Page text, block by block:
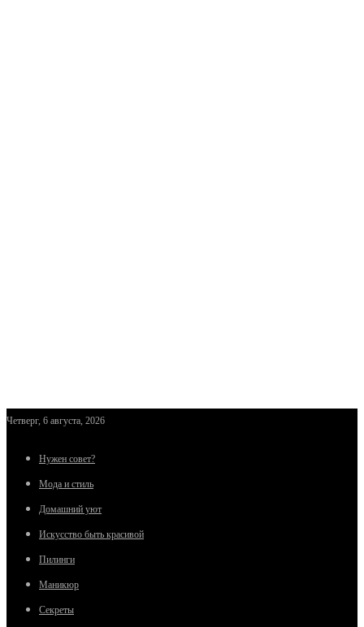
Четверг, 6 августа, 2026
Нужен совет?
Мода и стиль
Домашний уют
Искусство быть красивой
Пилинги
Маникюр
Секреты